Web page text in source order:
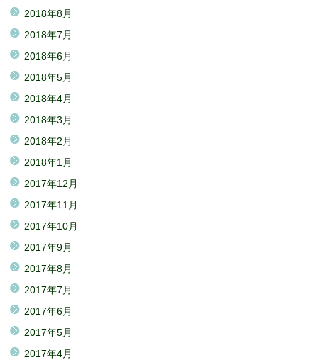
2018年8月
2018年7月
2018年6月
2018年5月
2018年4月
2018年3月
2018年2月
2018年1月
2017年12月
2017年11月
2017年10月
2017年9月
2017年8月
2017年7月
2017年6月
2017年5月
2017年4月